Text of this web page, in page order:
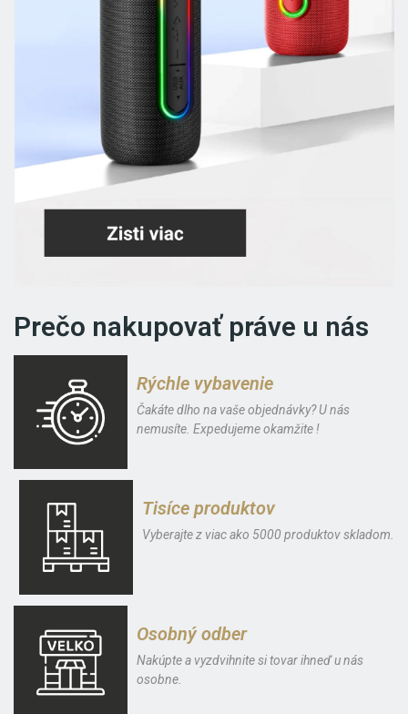
Prečo nakupovať práve u nás
Rýchle vybavenie
Čakáte dlho na vaše objednávky? U nás
nemusíte. Expedujeme okamžite !
Tisíce produktov
Vyberajte z viac ako 5000 produktov skladom.
Osobný odber
Nakúpte a vyzdvihnite si tovar ihneď u nás
osobne.